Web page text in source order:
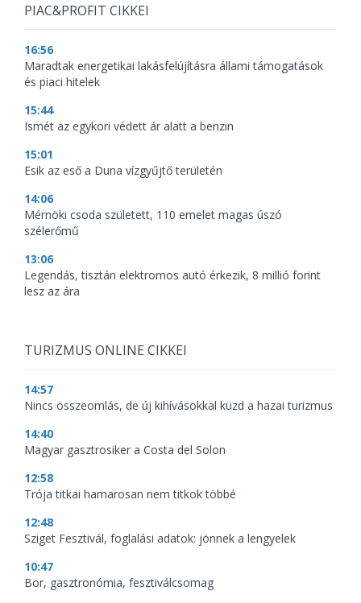
PIAC&PROFIT CIKKEI
16:56
Maradtak energetikai lakásfelújításra állami támogatások
és piaci hitelek
15:44
Ismét az egykori védett ár alatt a benzin
15:01
Esik az eső a Duna vízgyűjtő területén
14:06
Mérnöki csoda született, 110 emelet magas úszó
szélerőmű
13:06
Legendás, tisztán elektromos autó érkezik, 8 millió forint
lesz az ára
TURIZMUS ONLINE CIKKEI
14:57
Nincs összeomlás, de új kihívásokkal küzd a hazai turizmus
14:40
Magyar gasztrosiker a Costa del Solon
12:58
Trója titkai hamarosan nem titkok többé
12:48
Sziget Fesztivál, foglalási adatok: jönnek a lengyelek
10:47
Bor, gasztronómia, fesztiválcsomag